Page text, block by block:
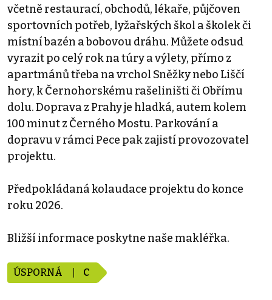
včetně restaurací, obchodů, lékaře, půjčoven
sportovních potřeb, lyžařských škol a školek či
místní bazén a bobovou dráhu. Můžete odsud
vyrazit po celý rok na túry a výlety, přímo z
apartmánů třeba na vrchol Sněžky nebo Liščí
hory, k Černohorskému rašeliništi či Obřímu
dolu. Doprava z Prahy je hladká, autem kolem
100 minut z Černého Mostu. Parkování a
dopravu v rámci Pece pak zajistí provozovatel
projektu.
Předpokládaná kolaudace projektu do konce
roku 2026.
Bližší informace poskytne naše makléřka.
ÚSPORNÁ C